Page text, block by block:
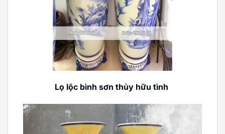
Lọ lộc bình sơn thủy hữu tình